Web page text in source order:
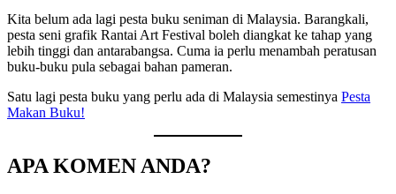
Kita belum ada lagi pesta buku seniman di Malaysia. Barangkali,
pesta seni grafik Rantai Art Festival boleh diangkat ke tahap yang
lebih tinggi dan antarabangsa. Cuma ia perlu menambah peratusan
buku-buku pula sebagai bahan pameran.
Satu lagi pesta buku yang perlu ada di Malaysia semestinya Pesta
Makan Buku!
APA KOMEN ANDA?